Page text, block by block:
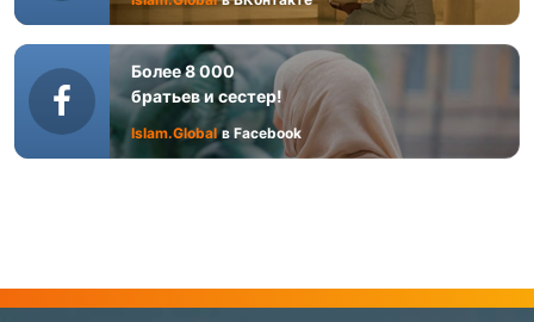
Более 8 000
братьев и сестер!
Islam.Global в Facebook